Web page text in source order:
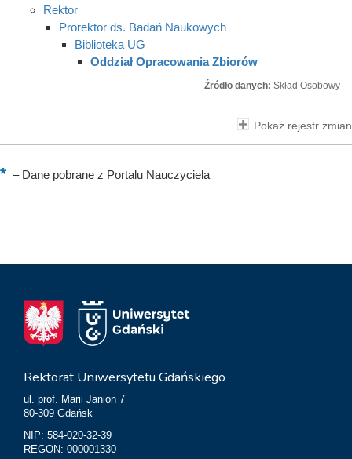
Rektor
Prorektor ds. Badań Naukowych
Biblioteka UG
Oddział Opracowania Zbiorów
Źródło danych: Skład Osobowy
Pokaż rejestr zmian
–Dane pobrane z Portalu Nauczyciela
Rektorat Uniwersytetu Gdańskiego
ul. prof. Marii Janion 7
80-309 Gdańsk
NIP: 584-020-32-39
REGON: 000001330